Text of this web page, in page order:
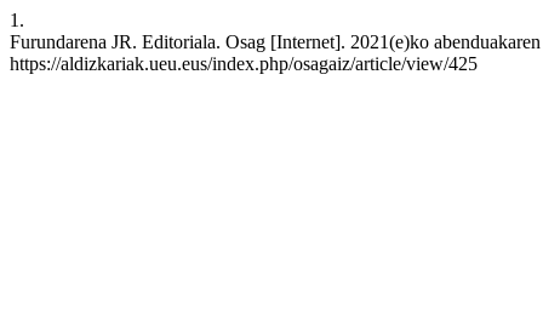
1.
Furundarena JR. Editoriala. Osag [Internet]. 2021(e)ko
https://aldizkariak.ueu.eus/index.php/osagaiz/article/view/425